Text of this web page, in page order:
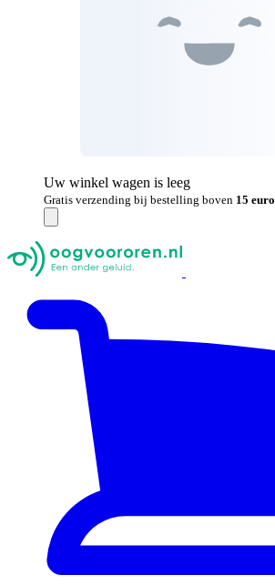
Uw winkel wagen is leeg
Gratis verzending bij bestelling boven 15 euro